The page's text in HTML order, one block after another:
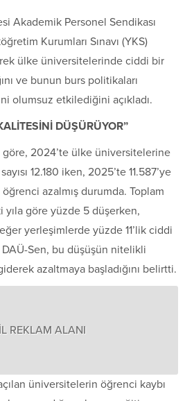
Akademik Personel Sendikası
Kurumları Sınavı (YKS)
ülke üniversitelerinde ciddi bir
ve bunun burs politikaları
olumsuz etkilediğini açıkladı.
DÜŞÜRÜYOR”
göre, 2024’te ülke üniversitelerine
12.180 iken, 2025’te 11.587’ye
azalmış durumda. Toplam
yıla göre yüzde 5 düşerken,
yerleşimlerde yüzde 11’lik ciddi
DAÜ-Sen, bu düşüşün nitelikli
azaltmaya başladığını belirtti.
REKLAM ALANI
üniversitelerin öğrenci kaybı